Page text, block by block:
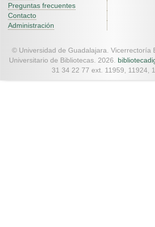
Preguntas frecuentes
Contacto
Administración
© Universidad de Guadalajara. Vicerrectoría
Universitario de Bibliotecas. 2026.
31 34 22 77 ext. 11959, 11924,